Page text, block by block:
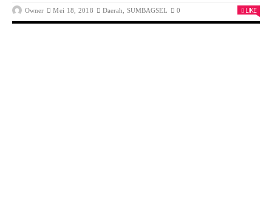
Owner Mei 18, 2018 Daerah SUMBAGSEL 0 LIKE